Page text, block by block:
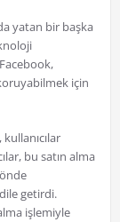
yatan bir başka
için
bu satın alma
getirdi.
işlemiyle